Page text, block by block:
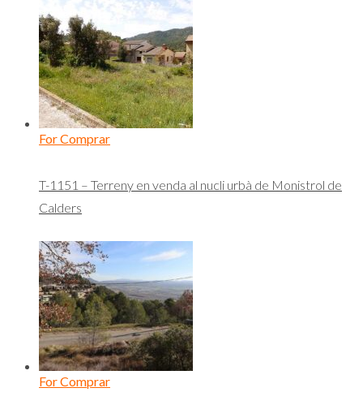
For Comprar
T-1151 – Terreny en venda al nucli urbà de Monistrol de
Calders
For Comprar